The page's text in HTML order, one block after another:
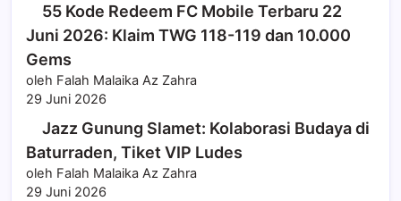
55 Kode Redeem FC Mobile Terbaru 22
Juni 2026: Klaim TWG 118-119 dan 10.000
Gems
oleh Falah Malaika Az Zahra
29 Juni 2026
Jazz Gunung Slamet: Kolaborasi Budaya di
Baturraden, Tiket VIP Ludes
oleh Falah Malaika Az Zahra
29 Juni 2026